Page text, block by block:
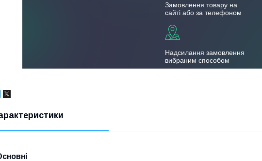
Замовлення товару на
сайті або за телефоном
Надсилання замовлення
вибраним способом